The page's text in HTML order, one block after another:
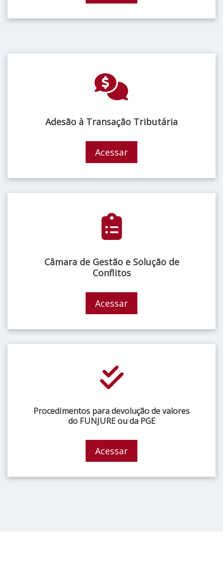
Adesão à Transação Tributária
Acessar
Câmara de Gestão e Solução de
Conflitos
Acessar
Procedimentos para devolução de valores
do FUNJURE ou da PGE
Acessar